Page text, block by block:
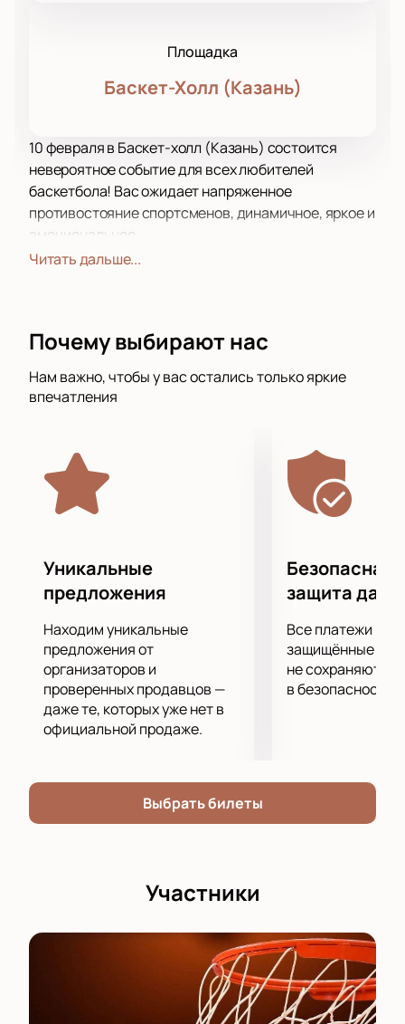
Площадка
Баскет-Холл (Казань)
10 февраля в Баскет-холл (Казань) состоится
невероятное событие для всех любителей
баскетбола! Вас ожидает напряженное
противостояние спортсменов, динамичное, яркое и
эмоциональное.
Буквально на ваших глазах спортсмены сойдут в
победе, мастерство и профессионализм.
себя непосредственным участником всего
происходящего на арене, ведь ваши эмоции и
Почувствуйте настоящий драйв, адреналин,
словом все самые спортивные эмоции, которые
может подарить состязание!
Бескомпромиссная, отчаянная встреча
воспоминаний и впечатлений.
Читать дальше...
Почему выбирают нас
Нам важно, чтобы у вас остались только яркие
впечатления
Уникальные
предложения
Находим уникальные
предложения от
организаторов и
проверенных продавцов —
даже те, которых уже нет в
официальной продаже.
Безопасная
защита
Все платежи
защищённые
не сохраняются
в безопасности.
Выбрать билеты
Участники